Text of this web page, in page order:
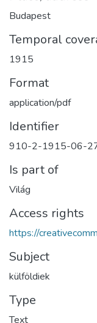
Budapest
Temporal
1915
Format
application/pdf
Identifier
910-2-1915-06-
Is part of
Világ
Access rights
https://
Subject
külföldiek
Type
Text